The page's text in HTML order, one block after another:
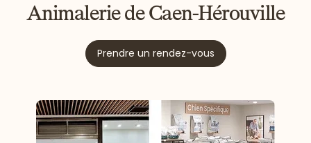
Animalerie de Caen-Hérouville
Prendre un rendez-vous